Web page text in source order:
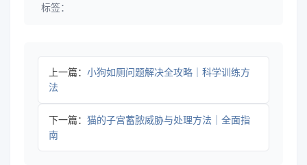
标签：
上一篇： 小狗如厕问题解决全攻略｜科学训练方
法
下一篇： 猫的子宫蓄脓威胁与处理方法｜全面指
南